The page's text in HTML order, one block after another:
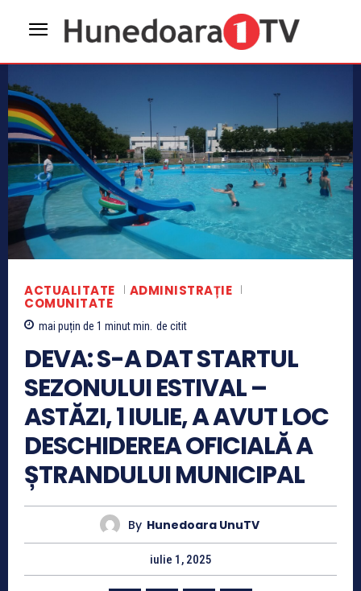
ACTUALITATE ADMINISTRAȚIE
COMUNITATE
mai puțin de 1 minutmin. de citit
DEVA: S-A DAT STARTUL
SEZONULUI ESTIVAL –
ASTĂZI, 1 IULIE, A AVUT LOC
DESCHIDEREA OFICIALĂ A
ȘTRANDULUI MUNICIPAL
By Hunedoara UnuTV
iulie 1, 2025